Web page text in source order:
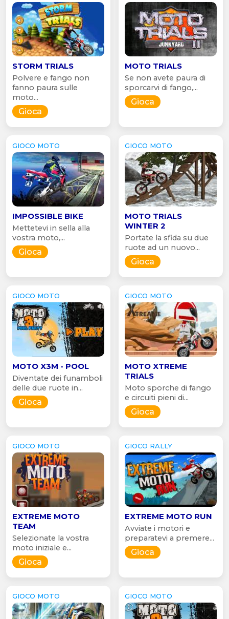
STORM TRIALS
Polvere e fango non
fanno paura sulle
moto...
Gioca
MOTO TRIALS
Se non avete paura di
sporcarvi di fango,...
Gioca
GIOCO MOTO
IMPOSSIBLE BIKE
Mettetevi in sella alla
vostra moto,...
Gioca
GIOCO MOTO
MOTO TRIALS
WINTER 2
Portate la sfida su due
ruote ad un nuovo...
Gioca
GIOCO MOTO
MOTO X3M - POOL
Diventate dei funamboli
delle due ruote in...
Gioca
GIOCO MOTO
MOTO XTREME
TRIALS
Moto sporche di fango
e circuiti pieni di...
Gioca
GIOCO MOTO
EXTREME MOTO
TEAM
Selezionate la vostra
moto iniziale e...
Gioca
GIOCO RALLY
EXTREME MOTO RUN
Avviate i motori e
preparatevi a premere...
Gioca
GIOCO MOTO GIOCO MOTO